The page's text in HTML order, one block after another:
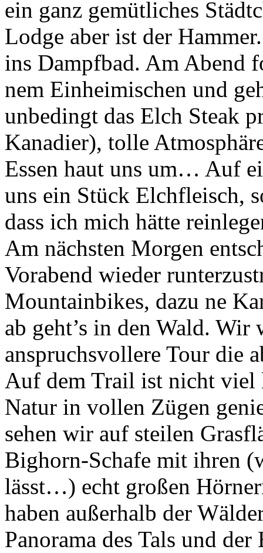
ein ganz gemütliches
Lodge aber ist der
ins Dampfbad. Am Abend
nem Einheimischen und
unbedingt das Elch Steak
Kanadier), tolle
Essen haut uns um… Auf
uns ein Stück Elchfleisch,
dass ich mich hätte
Am nächsten Morgen
Vorabend wieder
Mountainbikes, dazu ne
ab geht’s in den Wald. Wir
anspruchsvollere Tour die
Auf dem Trail ist nicht viel
Natur in vollen Zügen
sehen wir auf steilen
Bighorn-Schafe mit ihren
lässt…) echt großen
haben außerhalb der
Panorama des Tals und